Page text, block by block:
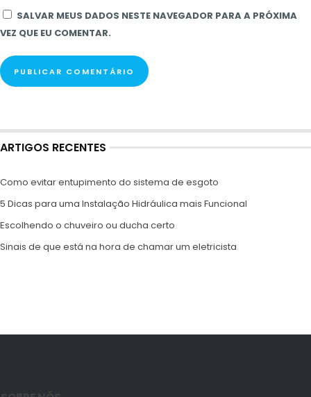
SALVAR MEUS DADOS NESTE NAVEGADOR PARA A PRÓXIMA
VEZ QUE EU COMENTAR.
ARTIGOS RECENTES
Como evitar entupimento do sistema de esgoto
5 Dicas para uma Instalação Hidráulica mais Funcional
Escolhendo o chuveiro ou ducha certo
Sinais de que está na hora de chamar um eletricista